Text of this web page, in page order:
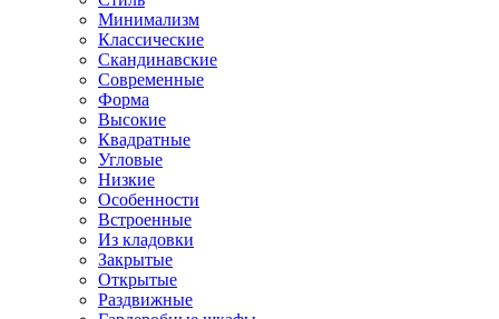
Минимализм
Классические
Скандинавские
Современные
Форма
Высокие
Квадратные
Угловые
Низкие
Особенности
Встроенные
Из кладовки
Закрытые
Открытые
Раздвижные